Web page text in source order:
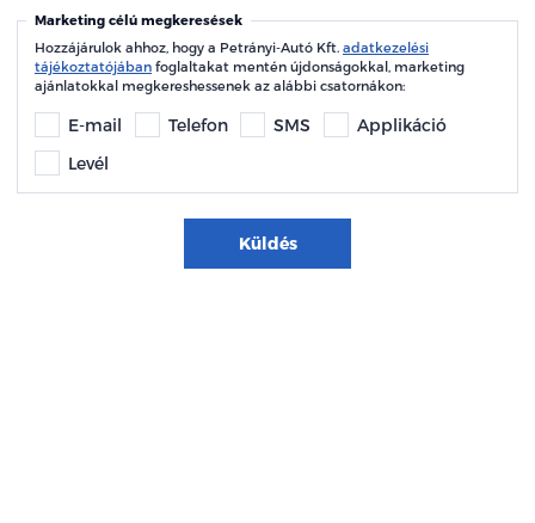
Marketing célú megkeresések
Hozzájárulok ahhoz, hogy a Petrányi-Autó Kft. adatkezelési
tájékoztatójában foglaltakat mentén újdonságokkal, marketing
ajánlatokkal megkereshessenek az alábbi csatornákon:
E-mail Telefon SMS
Applikáció
Levél
Küldés